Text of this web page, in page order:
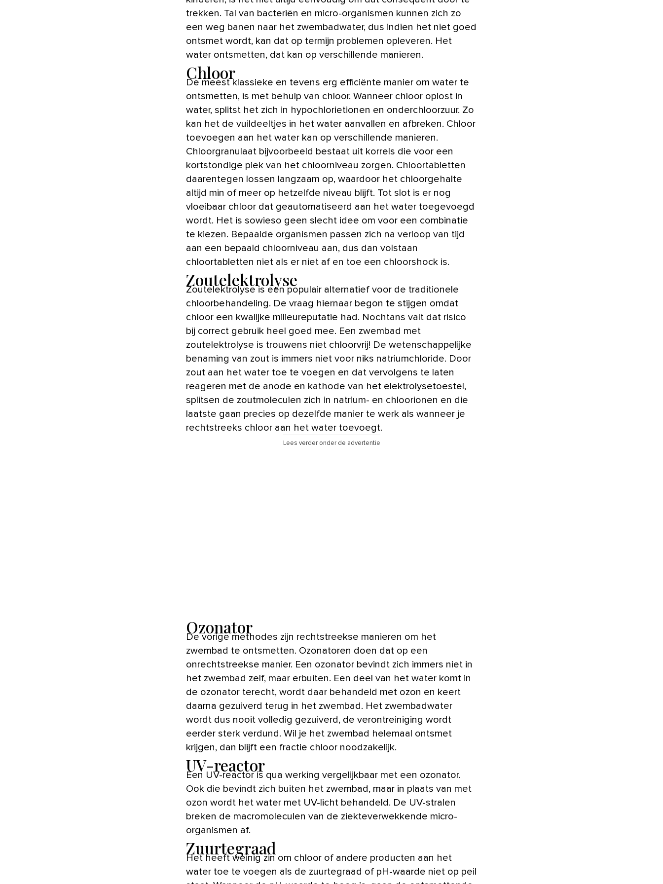
trekken. Tal van bacteriën en micro-organismen kunnen zich zo
een weg banen naar het zwembadwater, dus indien het niet goed
ontsmet wordt, kan dat op termijn problemen opleveren. Het
water ontsmetten, dat kan op verschillende manieren.
Chloor
De meest klassieke en tevens erg efficiënte manier om water te
ontsmetten, is met behulp van chloor. Wanneer chloor oplost in
water, splitst het zich in hypochlorietionen en onderchloorzuur. Zo
kan het de vuildeeltjes in het water aanvallen en afbreken. Chloor
toevoegen aan het water kan op verschillende manieren.
Chloorgranulaat bijvoorbeeld bestaat uit korrels die voor een
kortstondige piek van het chloorniveau zorgen. Chloortabletten
daarentegen lossen langzaam op, waardoor het chloorgehalte
altijd min of meer op hetzelfde niveau blijft. Tot slot is er nog
vloeibaar chloor dat geautomatiseerd aan het water toegevoegd
wordt. Het is sowieso geen slecht idee om voor een combinatie
te kiezen. Bepaalde organismen passen zich na verloop van tijd
aan een bepaald chloorniveau aan, dus dan volstaan
chloortabletten niet als er niet af en toe een chloorshock is.
Zoutelektrolyse
Zoutelektrolyse is een populair alternatief voor de traditionele
chloorbehandeling. De vraag hiernaar begon te stijgen omdat
chloor een kwalijke milieureputatie had. Nochtans valt dat risico
bij correct gebruik heel goed mee. Een zwembad met
zoutelektrolyse is trouwens niet chloorvrij! De wetenschappelijke
benaming van zout is immers niet voor niks natriumchloride. Door
zout aan het water toe te voegen en dat vervolgens te laten
reageren met de anode en kathode van het elektrolysetoestel,
splitsen de zoutmoleculen zich in natrium- en chloorionen en die
laatste gaan precies op dezelfde manier te werk als wanneer je
rechtstreeks chloor aan het water toevoegt.
Lees verder onder de advertentie
Ozonator
De vorige methodes zijn rechtstreekse manieren om het
zwembad te ontsmetten. Ozonatoren doen dat op een
onrechtstreekse manier. Een ozonator bevindt zich immers niet in
het zwembad zelf, maar erbuiten. Een deel van het water komt in
de ozonator terecht, wordt daar behandeld met ozon en keert
daarna gezuiverd terug in het zwembad. Het zwembadwater
wordt dus nooit volledig gezuiverd, de verontreiniging wordt
eerder sterk verdund. Wil je het zwembad helemaal ontsmet
krijgen, dan blijft een fractie chloor noodzakelijk.
UV-reactor
Een UV-reactor is qua werking vergelijkbaar met een ozonator.
Ook die bevindt zich buiten het zwembad, maar in plaats van met
ozon wordt het water met UV-licht behandeld. De UV-stralen
breken de macromoleculen van de ziekteverwekkende micro-
organismen af.
Zuurtegraad
Het heeft weinig zin om chloor of andere producten aan het
water toe te voegen als de zuurtegraad of pH-waarde niet op peil